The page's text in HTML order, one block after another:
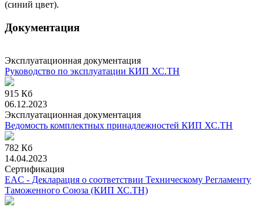
(синий цвет).
Документация
Эксплуатационная документация
Руководство по эксплуатации КИП ХС.ТН
915 Кб
06.12.2023
Эксплуатационная документация
Ведомость комплектных принадлежностей КИП ХС.ТН
782 Кб
14.04.2023
Сертификация
EAC - Декларация о соответствии Техническому Регламенту
Таможенного Союза (КИП ХС.ТН)